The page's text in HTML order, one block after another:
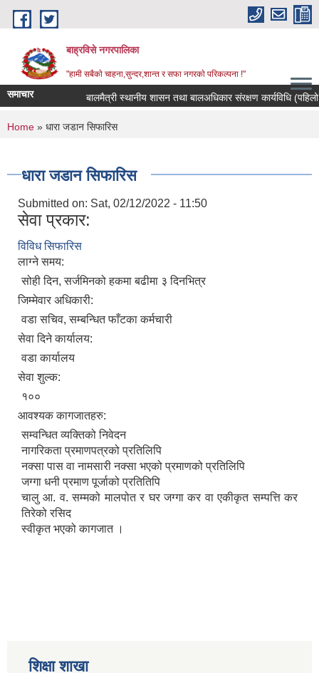
Skip to main content
बाह्रविसे नगरपालिका
"हामी सबैकाे चाहना,सुन्दर,शान्त र सफा नगरकाे परिकल्पना !"
समाचार बालमैत्री स्थानीय शासन तथा बालअधिकार संरक्षण कार्यविधि (पहिलो
You are here
Home » धारा जडान सिफारिस
धारा जडान सिफारिस
Submitted on: Sat, 02/12/2022 - 11:50
सेवा प्रकार:
विविध सिफारिस
लाग्ने समय:
सोही दिन, सर्जमिनको हकमा बढीमा ३ दिनभित्र
जिम्मेवार अधिकारी:
वडा सचिव, सम्बन्धित फाँटका कर्मचारी
सेवा दिने कार्यालय:
वडा कार्यालय
सेवा शुल्क:
१००
आवश्यक कागजातहरु:
सम्वन्धित व्यक्तिको निवेदन
नागरिकता प्रमाणपत्रको प्रतिलिपि
नक्सा पास वा नामसारी नक्सा भएको प्रमाणको प्रतिलिपि
जग्गा धनी प्रमाण पूर्जाको प्रतितिपि
चालु आ. व. सम्मको मालपोत र घर जग्गा कर वा एकीकृत सम्पत्ति कर
तिरेको रसिद
स्वीकृत भएको कागजात ।
शिक्षा शाखा